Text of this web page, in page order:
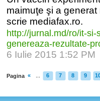
maimuţe şi a
scrie mediafax.ro.
http://jurnal.md/ro/it-si-
genereaza-rezultate-
6 Iulie 2015 1:52 PM
Pagina « 6 7 8 9